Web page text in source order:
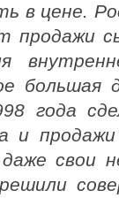
в цене.
продажи
большая
года
и
свои